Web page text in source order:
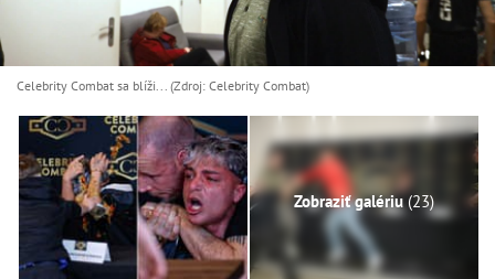
Celebrity Combat sa blíži... (Zdroj: Celebrity Combat)
Zobraziť galériu (23)